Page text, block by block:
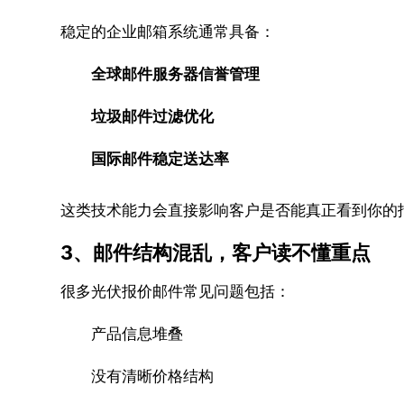
稳定的企业邮箱系统通常具备：
全球邮件服务器信誉管理
垃圾邮件过滤优化
国际邮件稳定送达率
这类技术能力会直接影响客户是否能真正看到你的
3、邮件结构混乱，客户读不懂重点
很多光伏报价邮件常见问题包括：
产品信息堆叠
没有清晰价格结构